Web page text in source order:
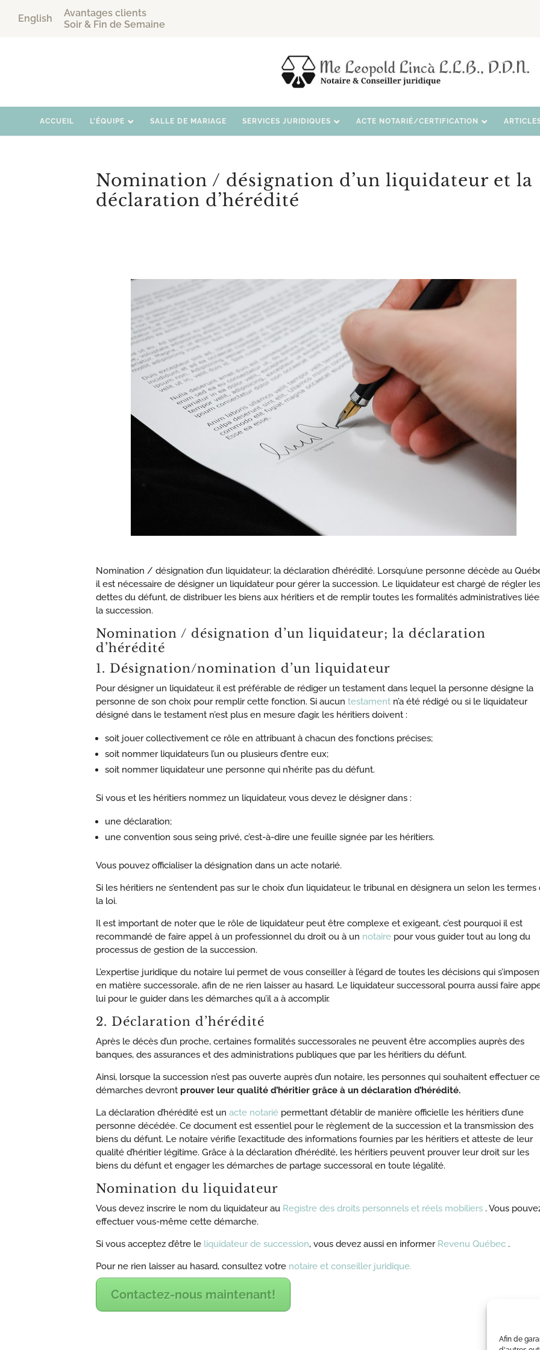
Afin de
English
Avantages clients
Soir & Fin de Semaine
ACCUEIL L’ÉQUIPE SALLE DE MARIAGE SERVICES JURIDIQUES ACTE NOTARIÉ/CERTIFICATION
Nomination / désignation d’un liquidateur et la
déclaration d’hérédité
Nomination / désignation d’un liquidateur; la déclaration d’hérédité. Lorsqu’une personne décède au
il est nécessaire de désigner un liquidateur pour gérer la succession. Le liquidateur est chargé de régler les
dettes du défunt, de distribuer les biens aux héritiers et de remplir toutes les formalités administratives
la succession.
Nomination / désignation d’un liquidateur; la déclaration
d’hérédité
1. Désignation/nomination d’un liquidateur
Pour désigner un liquidateur, il est préférable de rédiger un testament dans lequel la personne désigne la
personne de son choix pour remplir cette fonction. Si aucun testamentn’a été rédigé ou si le liquidateur
désigné dans le testament n’est plus en mesure d’agir, les héritiers doivent :
soit jouer collectivement ce rôle en attribuant à chacun des fonctions précises;
soit nommer liquidateurs l’un ou plusieurs d’entre eux;
soit nommer liquidateur une personne qui n’hérite pas du défunt.
Si vous et les héritiers nommez un liquidateur, vous devez le désigner dans :
une déclaration;
une convention sous seing privé, c’est-à-dire une feuille signée par les héritiers.
Vous pouvez officialiser la désignation dans un acte notarié.
Si les héritiers ne s’entendent pas sur le choix d’un liquidateur, le tribunal en désignera un selon les termes
la loi.
Il est important de noter que le rôle de liquidateur peut être complexe et exigeant, c’est pourquoi il est
recommandé de faire appel à un professionnel du droit ou à un notairepour vous guider tout au long du
processus de gestion de la succession.
L’expertise juridique du notaire lui permet de vous conseiller à l’égard de toutes les décisions qui
en matière successorale, afin de ne rien laisser au hasard. Le liquidateur successoral pourra aussi faire
lui pour le guider dans les démarches qu’il a à accomplir.
2. Déclaration d’hérédité
Après le décès d’un proche, certaines formalités successorales ne peuvent être accomplies auprès des
banques, des assurances et des administrations publiques que par les héritiers du défunt.
Ainsi, lorsque la succession n’est pas ouverte auprès d’un notaire, les personnes qui souhaitent effectuer
démarches devront prouver leur qualité d’héritier grâce à un déclaration d’hérédité.
La déclaration d’hérédité est un acte notariépermettant d’établir de manière officielle les héritiers d’une
personne décédée. Ce document est essentiel pour le règlement de la succession et la transmission des
biens du défunt. Le notaire vérifie l’exactitude des informations fournies par les héritiers et atteste de leur
qualité d’héritier légitime. Grâce à la déclaration d’hérédité, les héritiers peuvent prouver leur droit sur les
biens du défunt et engager les démarches de partage successoral en toute légalité.
Nomination du liquidateur
Vous devez inscrire le nom du liquidateur au Registre des droits personnels et réels mobiliers . Vous
effectuer vous-même cette démarche.
Si vous acceptez d’être le liquidateur de succession, vous devez aussi en informer Revenu Québec .
Pour ne rien laisser au hasard, consultez votre notaire et conseiller juridique.
Contactez-nous maintenant!